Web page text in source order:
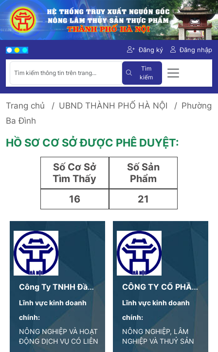
Đăng ký Đăng nhập
Tìm
kiếm
Trang chủ UBND THÀNH PHỐ HÀ NỘI
Phường
Ba Đình
HỒ SƠ CƠ SỞ ĐƯỢC PHÊ DUYỆT:
Số Cơ Sở
Tìm Thấy
16
Số Sản
Phẩm
21
Công Ty TNHH Đầu Tư Thương Mại Tâm An Hà Nội
Lĩnh vực kinh doanh
chính:
NÔNG NGHIỆP VÀ HOẠT
ĐỘNG DỊCH VỤ CÓ LIÊN
CÔNG TY CỔ PHẦN COFFILIA
Lĩnh vực kinh doanh
chính:
NÔNG NGHIỆP, LÂM
NGHIỆP VÀ THUỶ SẢN